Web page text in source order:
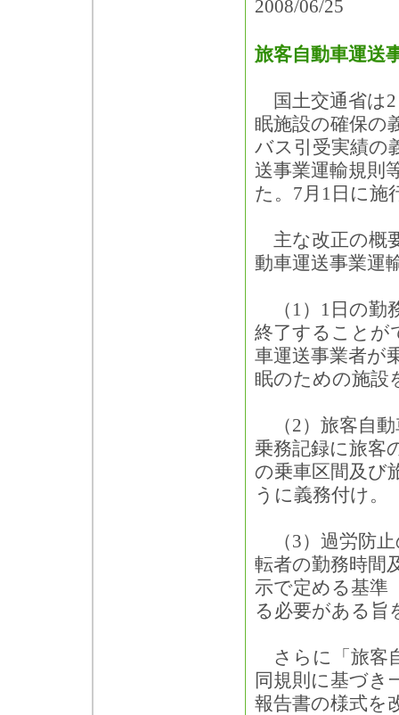
2008/06/25
旅客自動車運送
国土交通省は2
眠施設の確保の
バス引受実績の
送事業運輸規則
た。7月1日に施
主な改正の概
動車運送事業運
（1）1日の勤
終了することが
車運送事業者が
眠のための施設
（2）旅客自動
乗務記録に旅客
の乗車区間及び
うに義務付け。
（3）過労防止
転者の勤務時間
示で定める基準
る必要がある旨
さらに「旅客
同規則に基づき
報告書の様式を